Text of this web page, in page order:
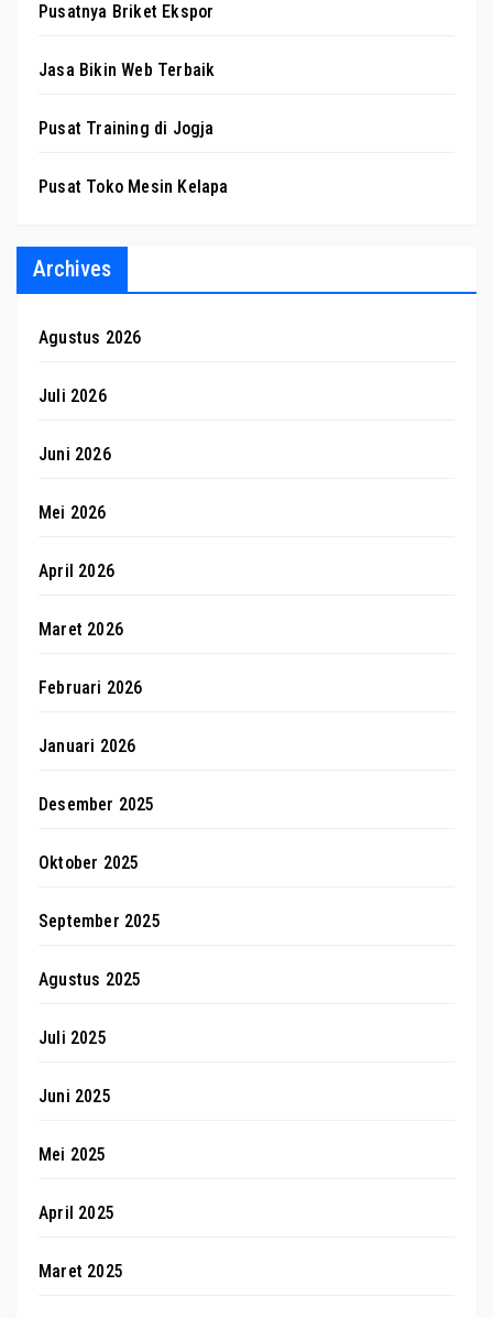
Pusatnya Briket Ekspor
Jasa Bikin Web Terbaik
Pusat Training di Jogja
Pusat Toko Mesin Kelapa
Archives
Agustus 2026
Juli 2026
Juni 2026
Mei 2026
April 2026
Maret 2026
Februari 2026
Januari 2026
Desember 2025
Oktober 2025
September 2025
Agustus 2025
Juli 2025
Juni 2025
Mei 2025
April 2025
Maret 2025